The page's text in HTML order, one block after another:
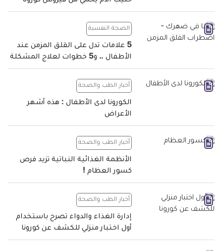
الصحة النفسية
5 علامات تدل على القلق المزمن عند
الأطفال .. و5 خطوات لعلاج المشكلة
أخبار الطب والصحة
الكورونا لدى الأطفال : هذه أشهر
الأعراض
أخبار الطب والصحة
الأنظمة الغذائية النباتية تزيد فرص
كسور العظام !
أخبار الطب والصحة
إدارة الغذاء والدواء تصرح باستخدام
أول اختبار منزلي للكشف عن كورونا